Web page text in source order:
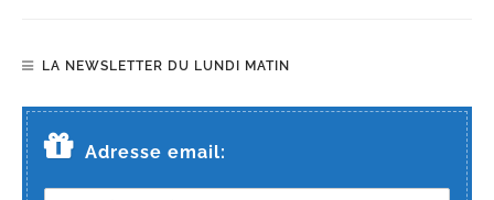
LA NEWSLETTER DU LUNDI MATIN
Adresse email: